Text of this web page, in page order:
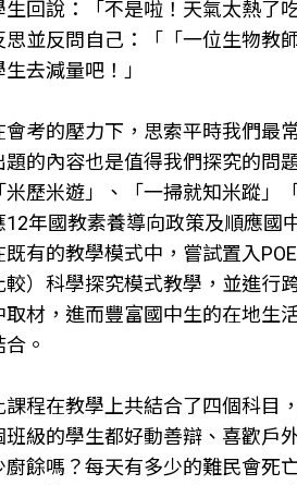
生回說：「不是啦！天氣太熱了
思並反問自己：「「一位生物教
生去減量吧！」
會考的壓力下，思索平時我們最
題的內容也是值得我們探究的問
米歷米遊」、「一掃就知米蹤」
12年國教素養導向政策及順應國
既有的教學模式中，嘗試置入
較）科學探究模式教學，並進行
取材，進而豐富國中生的在地生
合。
課程在教學上共結合了四個科目
班級的學生都好動善辯、喜歡戶
廚餘嗎？每天有多少的難民會死